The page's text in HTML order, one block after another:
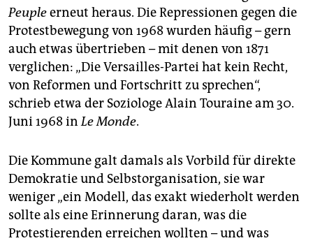
Peupleerneut heraus. Die Repressionen gegen die
Protestbewegung von 1968 wurden häufig – gern
auch etwas übertrieben – mit denen von 1871
verglichen: „Die Versailles-Partei hat kein Recht,
von Reformen und Fortschritt zu sprechen“,
schrieb etwa der Soziologe Alain Touraine am 30.
Juni 1968 inLe Monde.
Die Kommune galt damals als Vorbild für direkte
Demokratie und Selbstorganisation, sie war
weniger „ein Modell, das exakt wiederholt werden
sollte als eine Erinnerung daran, was die
Protestierenden erreichen wollten – und was